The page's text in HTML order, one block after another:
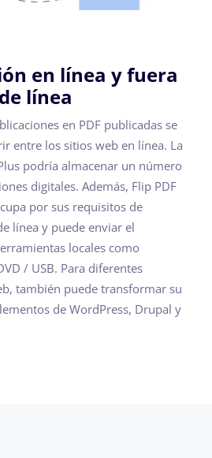
en línea y fuera
de línea
en PDF publicadas se
entre los sitios web en línea. La
podría almacenar un número
digitales. Además, Flip PDF
por sus requisitos de
línea y puede enviar el
locales como
/ USB. Para diferentes
también puede transformar su
de WordPress, Drupal y